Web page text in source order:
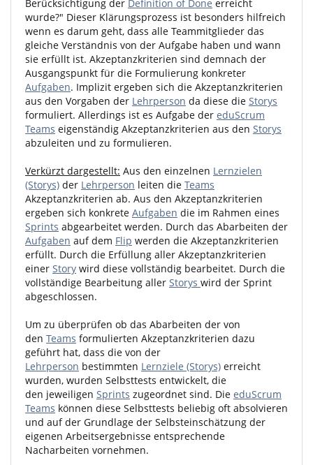
Berücksichtigung der Definition of Done erreicht
wurde?" Dieser Klärungsprozess ist besonders hilfreich
wenn es darum geht, dass alle Teammitglieder das
gleiche Verständnis von der Aufgabe haben und wann
sie erfüllt ist. Akzeptanzkriterien sind demnach der
Ausgangspunkt für die Formulierung konkreter
Aufgaben. Implizit ergeben sich die Akzeptanzkriterien
aus den Vorgaben der Lehrperson da diese die Storys
formuliert. Allerdings ist es Aufgabe der eduScrum
Teams eigenständig Akzeptanzkriterien aus den Storys
abzuleiten und zu formulieren.
Verkürzt dargestellt: Aus den einzelnen Lernzielen
(Storys) der Lehrperson leiten die Teams
Akzeptanzkriterien ab. Aus den Akzeptanzkriterien
ergeben sich konkrete Aufgaben die im Rahmen eines
Sprints abgearbeitet werden. Durch das Abarbeiten der
Aufgaben auf dem Flip werden die Akzeptanzkriterien
erfüllt. Durch die Erfüllung aller Akzeptanzkriterien
einer Story wird diese vollständig bearbeitet. Durch die
vollständige Bearbeitung aller Storys wird der Sprint
abgeschlossen.
Um zu überprüfen ob das Abarbeiten der von
den Teams formulierten Akzeptanzkriterien dazu
geführt hat, dass die von der
Lehrperson bestimmten Lernziele (Storys) erreicht
wurden, wurden Selbsttests entwickelt, die
den jeweiligen Sprints zugeordnet sind. Die eduScrum
Teams können diese Selbsttests beliebig oft absolvieren
und auf der Grundlage der Selbsteinschätzung der
eigenen Arbeitsergebnisse entsprechende
Nacharbeiten vornehmen.